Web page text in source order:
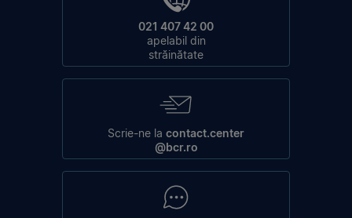
021 407 42 00
apelabil din
străinătate
Scrie-ne la contact.center
@bcr.ro